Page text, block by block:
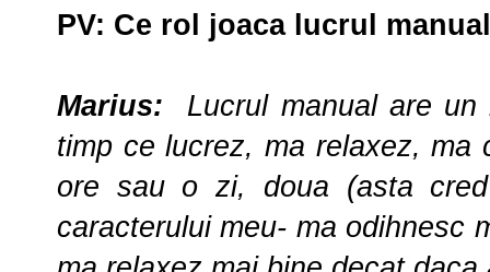
PV: Ce rol joaca lucrul
Marius: Lucrul manual are
timp ce lucrez, ma relaxez,
ore sau o zi, doua (asta
caracterului meu- ma odihnesc